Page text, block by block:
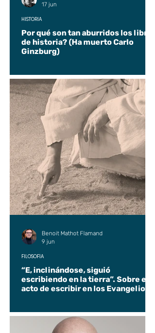
Por qué son tan aburridos los libros
de historia? (Ha muerto Carlo
Ginzburg)
HISTORIA
17 jun
“E, inclinándose, siguió
escribiendo en la tierra”. Sobre el
acto de escribir en los Evangelios.
FILOSOFÍA
Benoit Mathot Flamand
9 jun